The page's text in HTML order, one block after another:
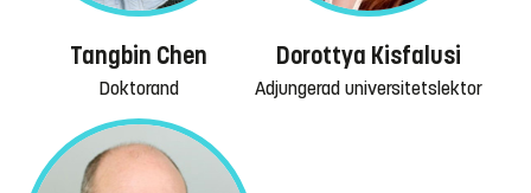
Tangbin Chen
Doktorand
Dorottya Kisfalusi
Adjungerad universitetslektor